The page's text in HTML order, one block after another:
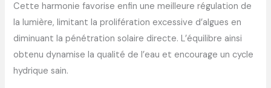
Cette harmonie favorise enfin une meilleure régulation de
la lumière, limitant la prolifération excessive d’algues en
diminuant la pénétration solaire directe. L’équilibre ainsi
obtenu dynamise la qualité de l’eau et encourage un cycle
hydrique sain.